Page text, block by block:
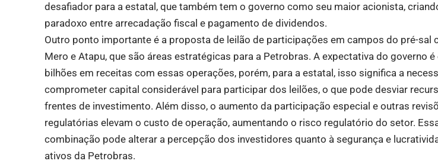
desafiador para a estatal, que também tem o governo como seu maior acionista,
paradoxo entre arrecadação fiscal e pagamento de dividendos.
Outro ponto importante é a proposta de leilão de participações em campos do pré-sal
Mero e Atapu, que são áreas estratégicas para a Petrobras. A expectativa do governo
bilhões em receitas com essas operações, porém, para a estatal, isso significa a
comprometer capital considerável para participar dos leilões, o que pode desviar
frentes de investimento. Além disso, o aumento da participação especial e outras
regulatórias elevam o custo de operação, aumentando o risco regulatório do setor.
combinação pode alterar a percepção dos investidores quanto à segurança e
ativos da Petrobras.